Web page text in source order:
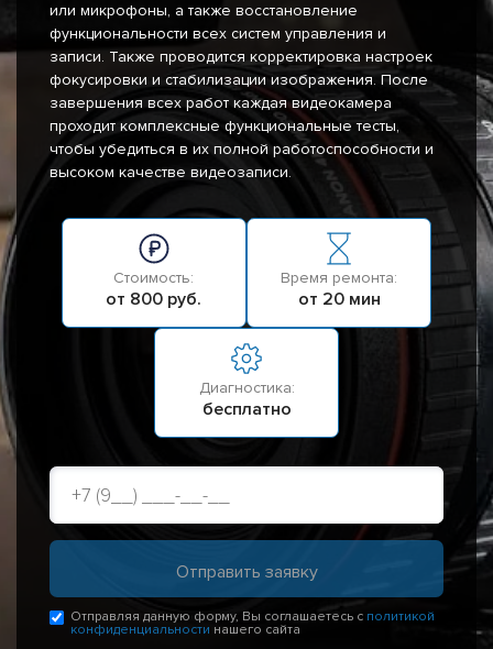
или микрофоны, а также восстановление
функциональности всех систем управления и
записи. Также проводится корректировка настроек
фокусировки и стабилизации изображения. После
завершения всех работ каждая видеокамера
проходит комплексные функциональные тесты,
чтобы убедиться в их полной работоспособности и
высоком качестве видеозаписи.
Стоимость:
от 800 руб.
Время ремонта:
от 20 мин
Диагностика:
бесплатно
Отправляя данную форму, Вы соглашаетесь с политикой
конфиденциальности нашего сайта